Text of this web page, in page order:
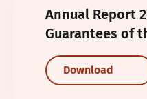
Annual Report
Guarantees of
Republic of
Download